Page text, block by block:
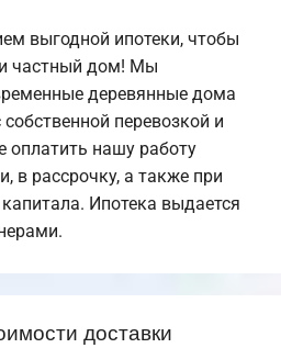
выгодной ипотеки, чтобы
частный дом! Мы
деревянные дома
перевозкой и
нашу работу
в рассрочку, а также при
Ипотека выдается
доставки